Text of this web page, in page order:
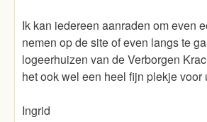
Ik kan iedereen aanraden om even
nemen op de site of even langs te
logeerhuizen van de Verborgen
het ook wel een heel fijn plekje voor
Ingrid